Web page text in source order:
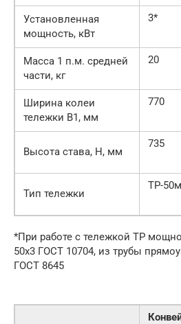
Установленная
мощность, кВт
3*
Масса 1 п.м. средней
части, кг
20
Ширина колеи
тележки В1, мм
770
Высота става, Н, мм
735
Тип тележки
ТР-50м
*При работе с тележкой ТР
50х3 ГОСТ 10704, из трубы
ГОСТ 8645